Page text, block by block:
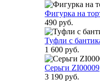
Фигурка на
490 руб.
Туфли с
1 600 руб.
Серьги ZI00009
3 190 руб.